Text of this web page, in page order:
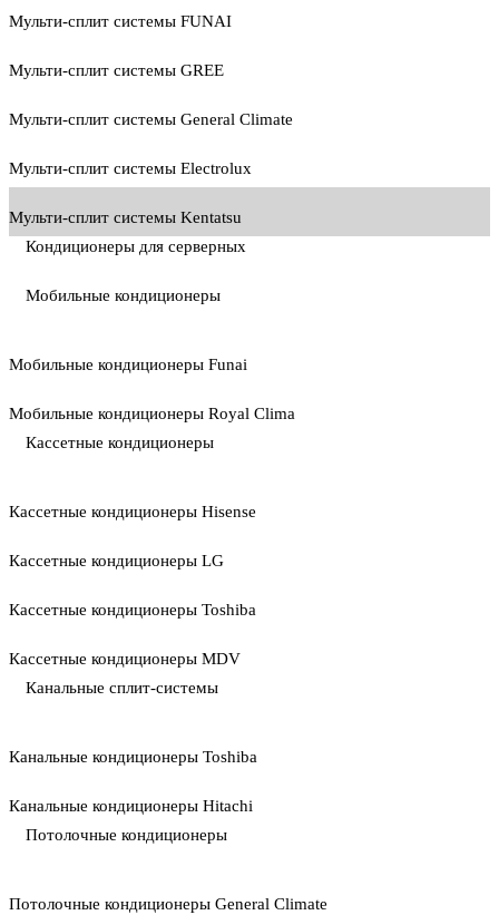
Мульти-сплит системы FUNAI
Мульти-сплит системы GREE
Мульти-сплит системы General Climate
Мульти-сплит системы Electrolux
Мульти-сплит системы Kentatsu
Кондиционеры для серверных
Мобильные кондиционеры
Мобильные кондиционеры Funai
Мобильные кондиционеры Royal Clima
Кассетные кондиционеры
Кассетные кондиционеры Hisense
Кассетные кондиционеры LG
Кассетные кондиционеры Toshiba
Кассетные кондиционеры MDV
Канальные сплит-системы
Канальные кондиционеры Toshiba
Канальные кондиционеры Hitachi
Потолочные кондиционеры
Потолочные кондиционеры General Climate